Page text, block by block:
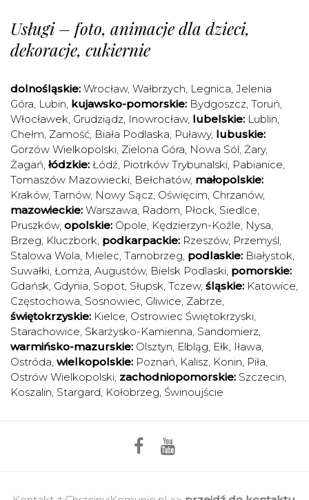
Usługi – foto, animacje dla dzieci,
dekoracje, cukiernie
dolnośląskie: Wrocław, Wałbrzych, Legnica, Jelenia
Góra, Lubin, kujawsko-pomorskie: Bydgoszcz, Toruń,
Włocławek, Grudziądz, Inowrocław, lubelskie: Lublin,
Chełm, Zamość, Biała Podlaska, Puławy, lubuskie:
Gorzów Wielkopolski, Zielona Góra, Nowa Sól, Żary,
Żagań, łódzkie: Łódź, Piotrków Trybunalski, Pabianice,
Tomaszów Mazowiecki, Bełchatów, małopolskie:
Kraków, Tarnów, Nowy Sącz, Oświęcim, Chrzanów,
mazowieckie: Warszawa, Radom, Płock, Siedlce,
Pruszków, opolskie: Opole, Kędzierzyn-Koźle, Nysa,
Brzeg, Kluczbork, podkarpackie: Rzeszów, Przemyśl,
Stalowa Wola, Mielec, Tarnobrzeg, podlaskie: Białystok,
Suwałki, Łomża, Augustów, Bielsk Podlaski, pomorskie:
Gdańsk, Gdynia, Sopot, Słupsk, Tczew, śląskie: Katowice,
Częstochowa, Sosnowiec, Gliwice, Zabrze,
świętokrzyskie: Kielce, Ostrowiec Świętokrzyski,
Starachowice, Skarżysko-Kamienna, Sandomierz,
warmińsko-mazurskie: Olsztyn, Elbląg, Ełk, Iława,
Ostróda, wielkopolskie: Poznań, Kalisz, Konin, Piła,
Ostrów Wielkopolski, zachodniopomorskie: Szczecin,
Koszalin, Stargard, Kołobrzeg, Świnoujście